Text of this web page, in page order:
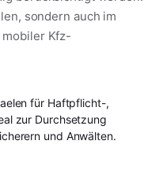
sondern auch im
Kfz-
für Haftpflicht-,
zur Durchsetzung
und Anwälten.